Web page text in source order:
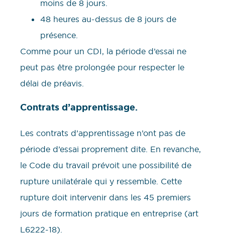
moins de 8 jours.
48 heures au-dessus de 8 jours de
présence.
Comme pour un CDI, la période d’essai ne
peut pas être prolongée pour respecter le
délai de préavis.
Contrats d’apprentissage.
Les contrats d’apprentissage n’ont pas de
période d’essai proprement dite. En revanche,
le Code du travail prévoit une possibilité de
rupture unilatérale qui y ressemble. Cette
rupture doit intervenir dans les 45 premiers
jours de formation pratique en entreprise (art
L6222-18).